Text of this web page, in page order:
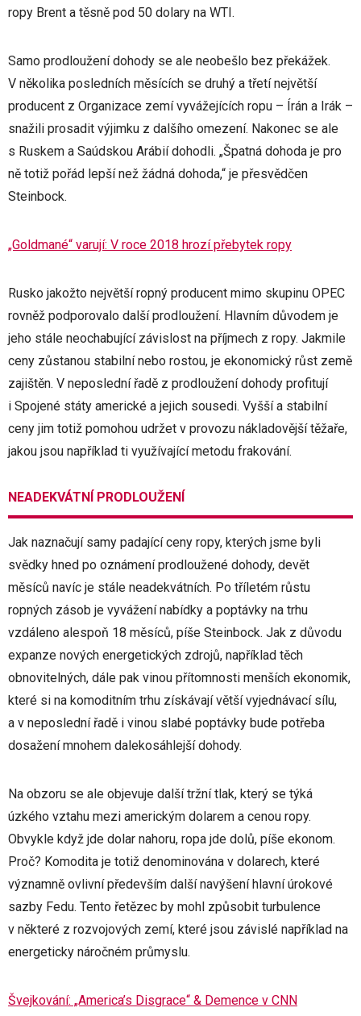
ropy Brent a těsně pod 50 dolary na WTI.
Samo prodloužení dohody se ale neobešlo bez překážek.
V několika posledních měsících se druhý a třetí největší
producent z Organizace zemí vyvážejících ropu – Írán a Irák –
snažili prosadit výjimku z dalšího omezení. Nakonec se ale
s Ruskem a Saúdskou Arábií dohodli. „Špatná dohoda je pro
ně totiž pořád lepší než žádná dohoda,“ je přesvědčen
Steinbock.
„Goldmané“ varují: V roce 2018 hrozí přebytek ropy
Rusko jakožto největší ropný producent mimo skupinu OPEC
rovněž podporovalo další prodloužení. Hlavním důvodem je
jeho stále neochabující závislost na příjmech z ropy. Jakmile
ceny zůstanou stabilní nebo rostou, je ekonomický růst země
zajištěn. V neposlední řadě z prodloužení dohody profitují
i Spojené státy americké a jejich sousedi. Vyšší a stabilní
ceny jim totiž pomohou udržet v provozu nákladovější těžaře,
jakou jsou například ti využívající metodu frakování.
NEADEKVÁTNÍ PRODLOUŽENÍ
Jak naznačují samy padající ceny ropy, kterých jsme byli
svědky hned po oznámení prodloužené dohody, devět
měsíců navíc je stále neadekvátních. Po tříletém růstu
ropných zásob je vyvážení nabídky a poptávky na trhu
vzdáleno alespoň 18 měsíců, píše Steinbock. Jak z důvodu
expanze nových energetických zdrojů, například těch
obnovitelných, dále pak vinou přítomnosti menších ekonomik,
které si na komoditním trhu získávají větší vyjednávací sílu,
a v neposlední řadě i vinou slabé poptávky bude potřeba
dosažení mnohem dalekosáhlejší dohody.
Na obzoru se ale objevuje další tržní tlak, který se týká
úzkého vztahu mezi americkým dolarem a cenou ropy.
Obvykle když jde dolar nahoru, ropa jde dolů, píše ekonom.
Proč? Komodita je totiž denominována v dolarech, které
významně ovlivní především další navýšení hlavní úrokové
sazby Fedu. Tento řetězec by mohl způsobit turbulence
v některé z rozvojových zemí, které jsou závislé například na
energeticky náročném průmyslu.
Švejkování: „America’s Disgrace“ & Demence v CNN